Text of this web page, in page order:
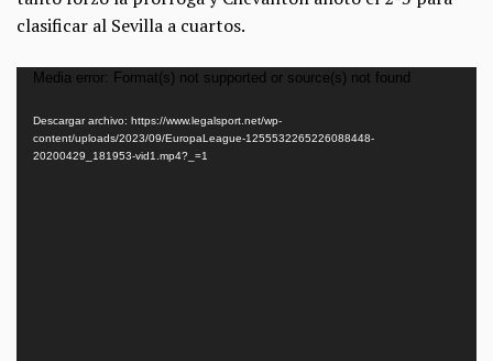
clasificar al Sevilla a cuartos.
Reproductor
vídeo
Media error: Format(s) not supported or source(s) not found
Descargar archivo: https://www.legalsport.net/wp-
content/uploads/2023/09/EuropaLeague-1255532265226088448-
20200429_181953-vid1.mp4?_=1